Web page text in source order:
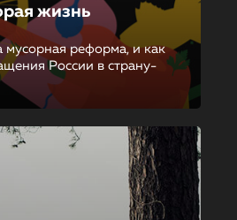
жизнь
мусорная реформа, и как
России в страну-